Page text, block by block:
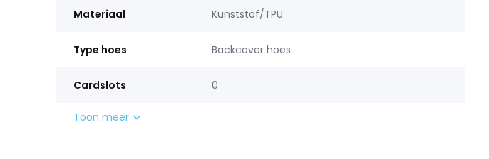
Materiaal Kunststof/TPU
Type hoes Backcover hoes
Cardslots 0
Toon meer